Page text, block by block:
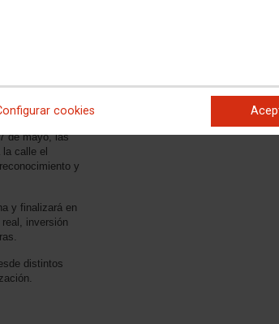
cookies
de mayo, las
calle el
y
y finalizará en
inversión
distintos
Enlaces relacionados